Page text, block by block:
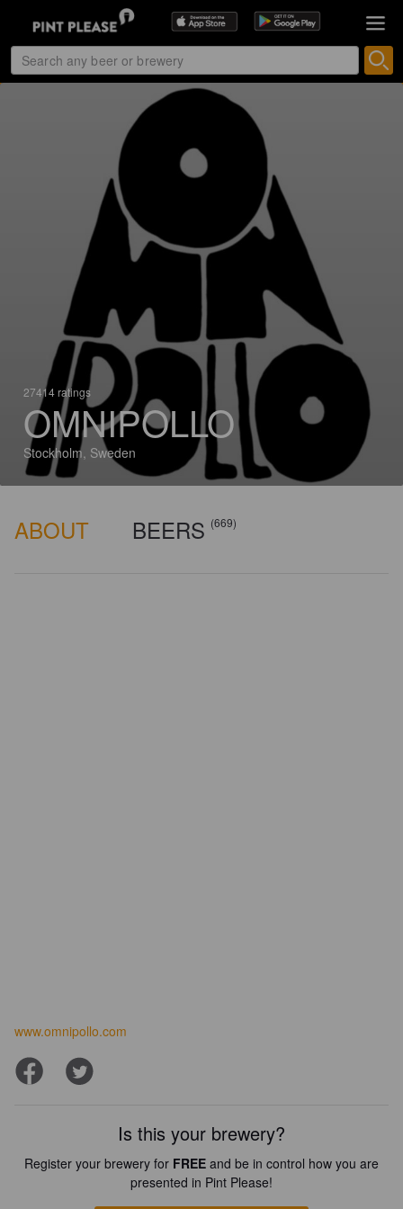
27414 ratings
OMNIPOLLO
Stockholm, Sweden
ABOUT BEERS (669)
www.omnipollo.com
Is this your brewery?
Register your brewery for FREE and be in control how you are
presented in Pint Please!